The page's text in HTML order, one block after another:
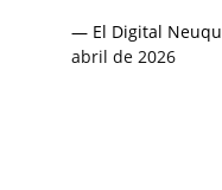
— El Digital
abril de 2026